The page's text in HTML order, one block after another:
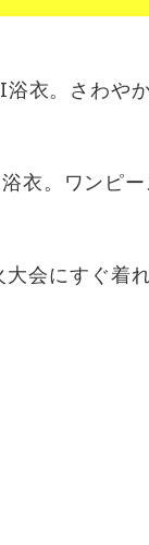
浴衣。さわや
衣。ワンピ
会にすぐ着